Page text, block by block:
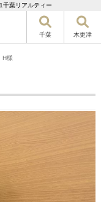
葉リアルティー
千葉 木更津
様